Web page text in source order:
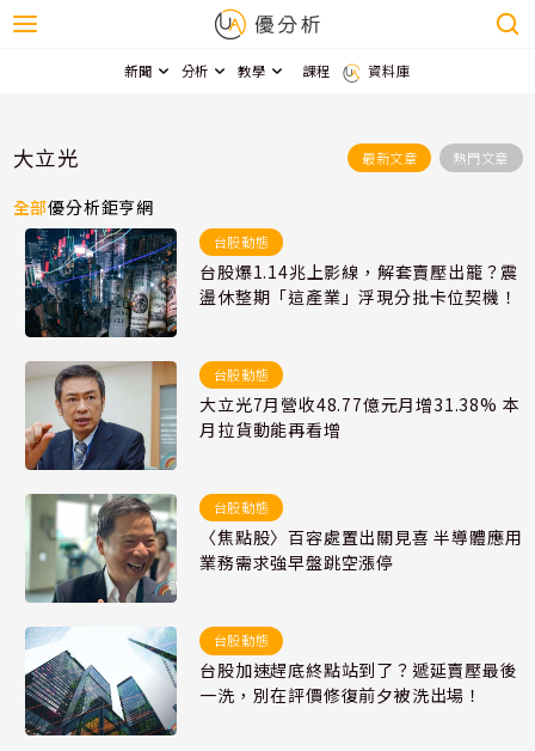
新聞 分析 教學 課程 資料庫
大立光 最新文章 熱門文章
全部優分析鉅亨網
台股動態
台股爆1.14兆上影線，解套賣壓出籠？震
盪休整期「這產業」浮現分批卡位契機！
台股動態
大立光7月營收48.77億元月增31.38% 本
月拉貨動能再看增
台股動態
〈焦點股〉百容處置出關見喜 半導體應用
業務需求強早盤跳空漲停
台股動態
台股加速趕底終點站到了？遞延賣壓最後
一洗，別在評價修復前夕被洗出場！